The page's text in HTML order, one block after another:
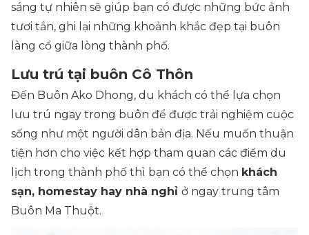
sáng tự nhiên sẽ giúp bạn có được những bức ảnh
tươi tắn, ghi lại những khoảnh khắc đẹp tại buôn
làng cổ giữa lòng thành phố.
Lưu trú tại buôn Cô Thôn
Đến Buôn Ako Dhong, du khách có thể lựa chọn
lưu trú ngay trong buôn để được trải nghiệm cuộc
sống như một người dân bản địa. Nếu muốn thuận
tiện hơn cho việc kết hợp tham quan các điểm du
lịch trong thành phố thì bạn có thể chọn khách
sạn, homestay hay nhà nghỉ ở ngay trung tâm
Buôn Ma Thuột.